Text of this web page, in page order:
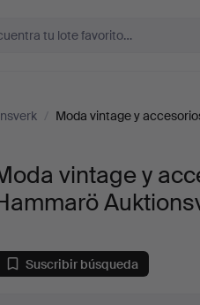
/ Moda vintage y
vintage y
Suscribir búsqueda